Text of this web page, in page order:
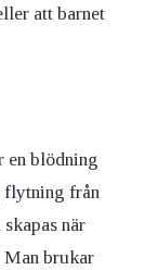
att barnet
en blödning
flytning från
när
Man brukar